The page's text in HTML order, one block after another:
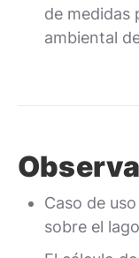
de medidas
ambiental
Caso de
sobre el